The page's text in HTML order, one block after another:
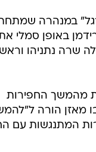
במנהרה
באופן סמלי
שרה נתניהו
מהמשך החפירות
מאזן הורה
המתנגשות עם